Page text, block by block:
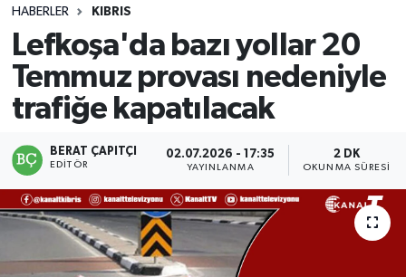
HABERLER KIBRIS
Lefkoşa'da bazı yollar 20
Temmuz provası nedeniyle
trafiğe kapatılacak
BERAT ÇAPITÇI
EDITÖR
02.07.2026 - 17:35
YAYINLANMA
2 DK
OKUNMA SÜRESI